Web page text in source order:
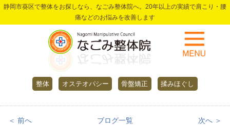
静岡市葵区で整体をお探しなら、なごみ整体院へ。20年以上の実績で肩こり・腰
痛などのお悩みを改善します
整体 オステオパシー 骨盤矯正 揉みほぐし
＜ 前へ ブログ一覧 次へ ＞